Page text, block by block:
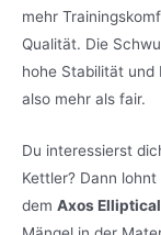
mehr
Qualität. Die
hohe Stabilität und
also mehr als fair.
Du interessierst
Kettler? Dann
dem Axos